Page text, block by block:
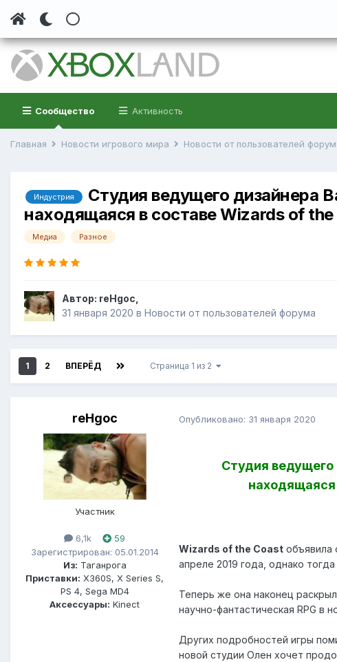
Сообщество Активность
Главная Новости игрового мира Новости от пользователей
Индустрия
Студия ведущего дизайнера
находящаяся в составе Wizards of
Медиа Разное
Автор: reHgoc
31 января 2020 в Новости от пользователей форума
1 2 ВПЕРЁД Страница 1 из 2
reHgoc
Участник
6,1k
59
Зарегистрирован: 05.01.2014
Из: Таганрога
Приставки: X360S, X Series S,
PS 4, Sega MD4
Аксессуары: Kinect
Опубликовано: 31 января 2020
Студия
Wizards of the Coast объявила
апреле 2019 года, однако
Теперь же она наконец
научно-фантастическая RPG в
Других подробностей игры
новой студии Олен хочет